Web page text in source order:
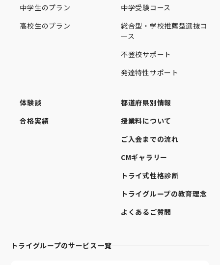
中学生のプラン
高校生のプラン
中学受験コース
総合型・学校推薦型選抜コ
ース
不登校サポート
発達特性サポート
体験談
合格実績
都道府県別情報
授業料について
ご入会までの流れ
CMギャラリー
トライ式性格診断
トライグループの教育理念
よくあるご質問
トライグループのサービス一覧